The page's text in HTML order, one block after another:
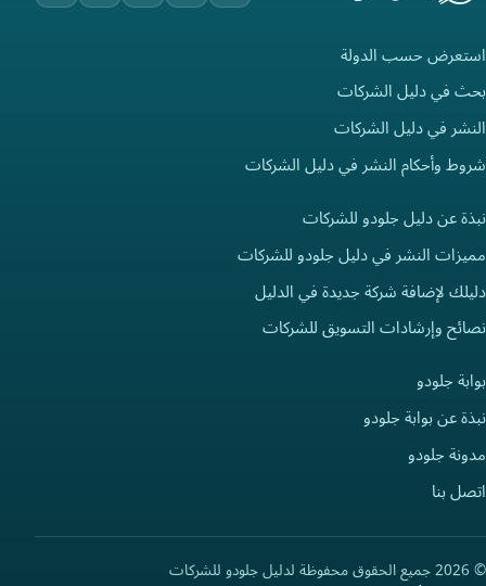
استعرض حسب الدولة
بحث في دليل الشركات
النشر في دليل الشركات
شروط وأحكام النشر في دليل الشركات
نبذة عن دليل جلودو للشركات
مميزات النشر في دليل جلودو للشركات
دليلك لإضافة شركة جديدة في الدليل
نصائح وإرشادات التسويق للشركات
بوابة جلودو
نبذة عن بوابة جلودو
مدونة جلودو
اتصل بنا
© 2026 جميع الحقوق محفوظة لدليل جلودو للشركات